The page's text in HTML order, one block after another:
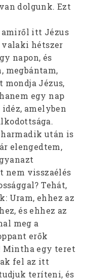
dolgunk. Ezt
amiről itt Jézus
hétszer
napon, és
megbántam,
mondja Jézus,
egy nap
amelyben
után is
elengedtem,
nem visszaélés
Tehát,
Uram, ehhez az
és ehhez az
meg a
erők
egy teret
fel az itt
teríteni, és